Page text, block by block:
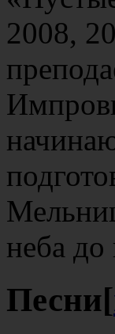
2008,
неба
Песни[